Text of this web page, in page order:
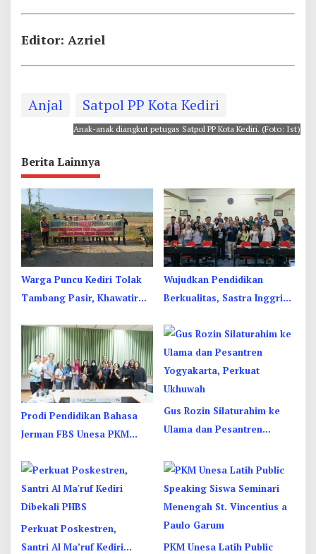
Anak-anak diangkut petugas Satpol PP Kota Kediri. (Foto: Ist)
Editor: Azriel
Anjal Satpol PP Kota Kediri
Berita Lainnya
Warga Puncu Kediri Tolak
Tambang Pasir, Khawatir
Terancam
Wujudkan Pendidikan
Berkualitas, Sastra Inggris
Interkultural
Prodi Pendidikan Bahasa
Jerman FBS Unesa PKM
Budaya di Thailand
Gus Rozin Silaturahim ke
Ulama dan Pesantren
Ukhuwah
Perkuat Poskestren,
Santri Al Ma’ruf Kediri
PKM Unesa Latih Public